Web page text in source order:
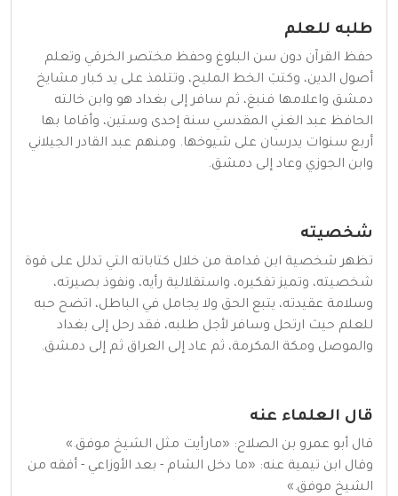
طلبه للعلم
حفظ القرآن دون سن البلوغ وحفظ مختصر الخرقي وتعلم
أصول الدين، وكتبَ الخط المليح، وتتلمذ على يد كبار مشايخ
دمشق واعلامها فنبغ، ثم سافر إلى بغداد هو وابن خالته
الحافظ عبد الغني المقدسي سنة إحدى وستين، وأقاما بها
أربع سنوات يدرسان على شيوخها. ومنهم عبد القادر الجيلاني
وابن الجوزي وعاد إلى دمشق.
شخصيته
تظهر شخصية ابن قدامة من خلال كتاباته التي تدلل على قوة
شخصيته، وتميز تفكيره، واستقلالية رأيه، ونفوذ بصيرته،
وسلامة عقيدته، يتبع الحق ولا يجامل في الباطل، اتضح حبه
للعلم حيث ارتحل وسافر لأجل طلبه، فقد رحل إلى بغداد
والموصل ومكة المكرمة، ثم عاد إلى العراق ثم إلى دمشق.
قال العلماء عنه
قال أبو عمرو بن الصلاح: «مارأيت مثل الشيخ موفق.»
وقال ابن تيمية عنه: «ما دخل الشام - بعد الأوزاعي - أفقه من
الشيخ موفق.»